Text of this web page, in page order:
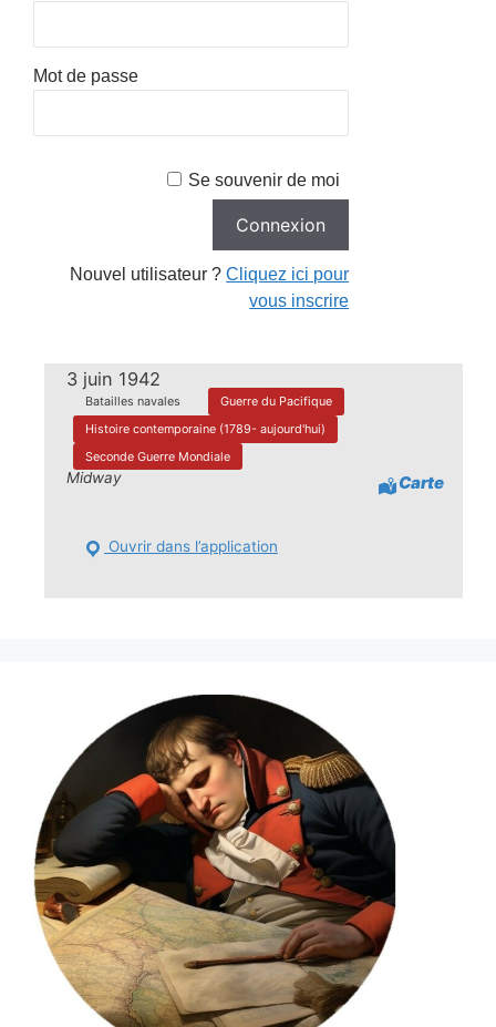
Mot de passe
Se souvenir de moi
Nouvel utilisateur ?Cliquez ici pour
vous inscrire
3 juin 1942
Batailles navales
Guerre du Pacifique
Histoire contemporaine (1789- aujourd'hui)
Seconde Guerre Mondiale
Midway Carte
Ouvrir dans l’application